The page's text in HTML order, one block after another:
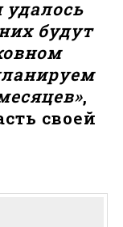
удалось
будут
,
своей